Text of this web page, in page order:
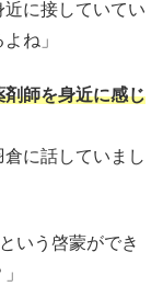
近に接していてい
ね」
師を身近に感じ
に話していまし
いう啓蒙ができ